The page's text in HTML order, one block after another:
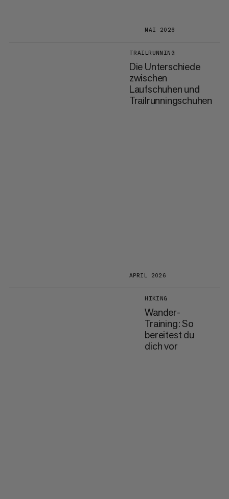
MAI 2026
TRAILRUNNING
Die Unterschiede
zwischen
Laufschuhen und
Trailrunningschuhen
APRIL 2026
HIKING
Wander-
Training: So
bereitest du
dich vor